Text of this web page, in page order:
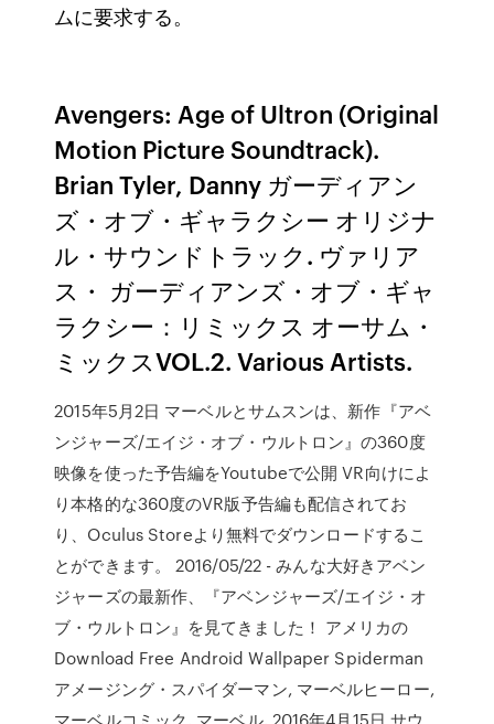
ムに要求する。
Avengers: Age of Ultron (Original
Motion Picture Soundtrack).
Brian Tyler, Danny ガーディアン
ズ・オブ・ギャラクシー オリジナ
ル・サウンドトラック. ヴァリア
ス・ ガーディアンズ・オブ・ギャ
ラクシー：リミックス オーサム・
ミックスVOL.2. Various Artists.
2015年5月2日 マーベルとサムスンは、新作『アベ
ンジャーズ/エイジ・オブ・ウルトロン』の360度
映像を使った予告編をYoutubeで公開 VR向けによ
り本格的な360度のVR版予告編も配信されてお
り、Oculus Storeより無料でダウンロードするこ
とができます。 2016/05/22 - みんな大好きアベン
ジャーズの最新作、『アベンジャーズ/エイジ・オ
ブ・ウルトロン』を見てきました！ アメリカの
Download Free Android Wallpaper Spiderman
アメージング・スパイダーマン, マーベルヒーロー,
マーベルコミック, マーベル. 2016年4月15日 サウ